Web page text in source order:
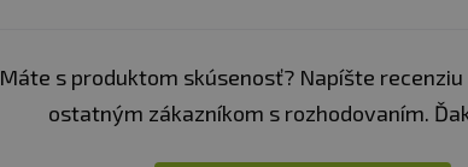
Máte s produktom skúsenosť? Napíšte
ostatným zákazníkom s rozhodovaním.